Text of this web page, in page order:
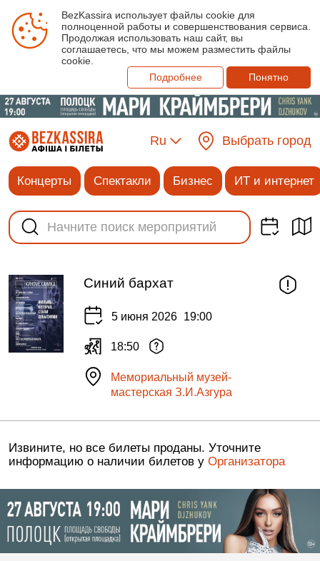
BezKassira использует файлы cookie для
полноценной работы и совершенствования сервиса.
Продолжая использовать наш сайт, вы
соглашаетесь, что мы можем разместить файлы
cookie.
Подробнее
Понятно
Ru Выбрать город
Концерты Спектакли Бизнес ИТ и интернет
Синий бархат
5 июня 2026 19:00
18:50
Мемориальный музей-
мастерская З.И.Азгура
Извините, но все билеты проданы. Уточните
информацию о наличии билетов у Организатора